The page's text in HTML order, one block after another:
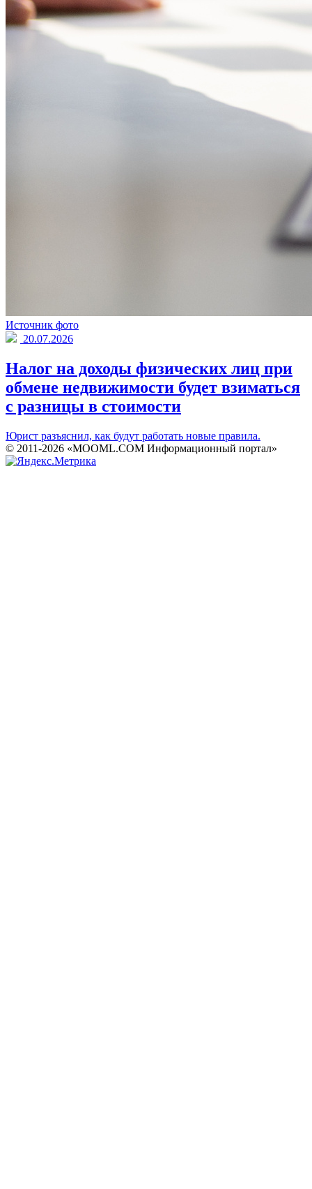
Источник фото
20.07.2026
Налог на доходы физических лиц при
обмене недвижимости будет взиматься
с разницы в стоимости
Юрист разъяснил, как будут работать новые правила.
© 2011-2026 «MOOML.COM Информационный портал»